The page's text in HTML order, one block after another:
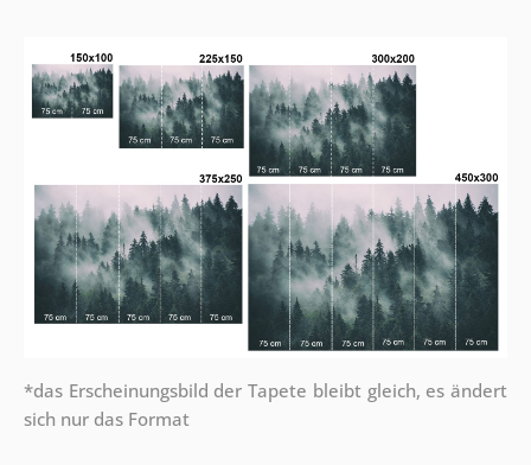
*das Erscheinungsbild der Tapete bleibt gleich, es ändert
sich nur das Format